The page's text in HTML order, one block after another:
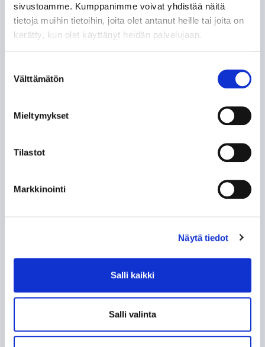
sivustoamme. Kumppanimme voivat yhdistää näitä
tietoja muihin tietoihin, joita olet antanut heille tai joita on
kerätty, kun olet käyttänyt heidän palvelujaan.
valinta
Välttämätön
Mieltymykset
Tilastot
Markkinointi
Näytä tiedot
Salli kaikki
Salli valinta